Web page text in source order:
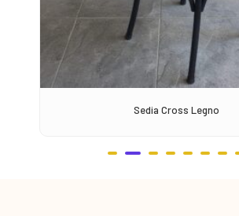
Sedia Cross Legno